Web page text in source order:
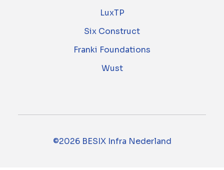
LuxTP
Six Construct
Franki Foundations
Wust
©2026 BESIX Infra Nederland